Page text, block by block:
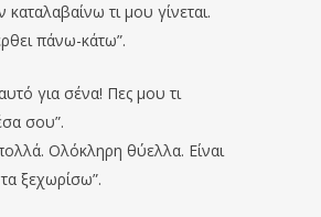
καταλαβαίνω τι μου γίνεται.
πάνω-κάτω”.
για σένα! Πες μου τι
σου”.
Ολόκληρη θύελλα. Είναι
ξεχωρίσω”.